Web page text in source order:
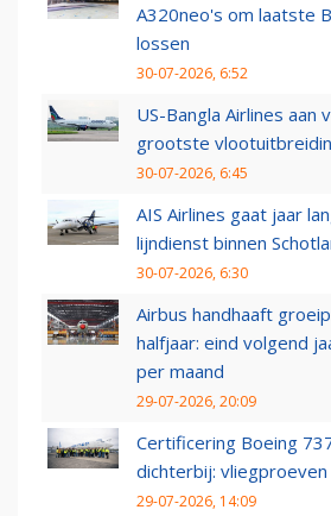
A320neo's om laatste
lossen
30-07-2026, 6:52
US-Bangla Airlines aan
grootste
30-07-2026, 6:45
AIS Airlines gaat jaar
lijndienst binnen
30-07-2026, 6:30
Airbus handhaaft
halfjaar: eind volgend
per maand
29-07-2026, 20:09
Certificering Boeing
dichterbij:
29-07-2026, 14:09